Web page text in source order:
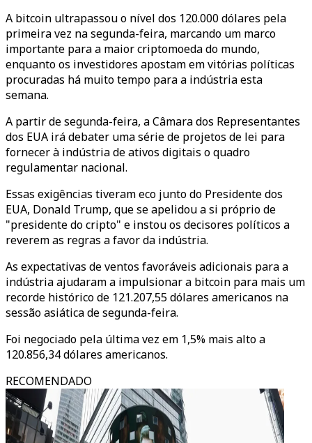
A bitcoin ultrapassou o nível dos 120.000 dólares pela
primeira vez na segunda-feira, marcando um marco
importante para a maior criptomoeda do mundo,
enquanto os investidores apostam em vitórias políticas
procuradas há muito tempo para a indústria esta
semana.
A partir de segunda-feira, a Câmara dos Representantes
dos EUA irá debater uma série de projetos de lei para
fornecer à indústria de ativos digitais o quadro
regulamentar nacional.
Essas exigências tiveram eco junto do Presidente dos
EUA, Donald Trump, que se apelidou a si próprio de
"presidente do cripto" e instou os decisores políticos a
reverem as regras a favor da indústria.
As expectativas de ventos favoráveis adicionais para a
indústria ajudaram a impulsionar a bitcoin para mais um
recorde histórico de 121.207,55 dólares americanos na
sessão asiática de segunda-feira.
Foi negociado pela última vez em 1,5% mais alto a
120.856,34 dólares americanos.
RECOMENDADO